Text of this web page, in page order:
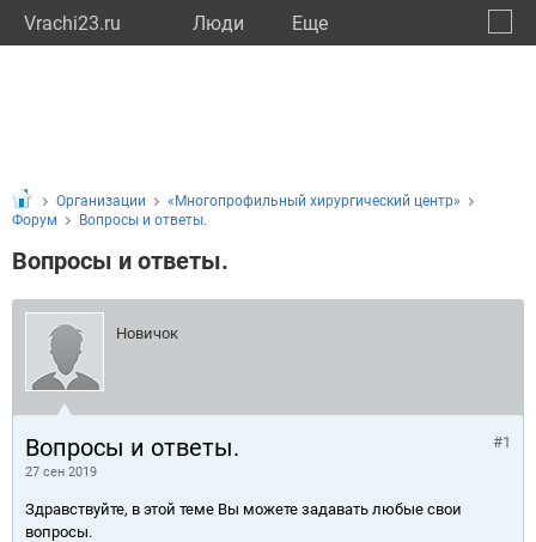
Vrachi23.ru Люди Eще
Организации
«Многопрофильный хирургический центр»
Форум
Вопросы и ответы.
Вопросы и ответы.
Новичок
Вопросы и ответы.
27 сен 2019
#1
Здравствуйте, в этой теме Вы можете задавать любые свои
вопросы.